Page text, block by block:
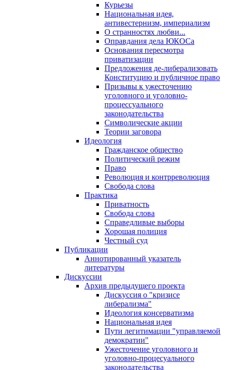
Курьезы
Национальная идея,
антивестернизм, империализм
О странностях любви...
Оправдания дела ЮКОСа
Основания пересмотра
приватизации
Предложения де-либерализовать
Конституцию и публичное право
Призывы к ужесточению
уголовного и уголовно-
процессуального
законодательства
Символические акции
Теории заговора
Идеология
Гражданское общество
Политический режим
Право
Революция и контрреволюция
Свобода слова
Практика
Приватность
Свобода слова
Справедливые выборы
Хорошая полиция
Честный суд
Публикации
Аннотированный указатель
литературы
Дискуссии
Архив предыдущего проекта
Дискуссия о "кризисе
либерализма"
Идеология консерватизма
Национальная идея
Пути легитимации "управляемой
демократии"
Ужесточение уголовного и
уголовно-процесуального
законодательства